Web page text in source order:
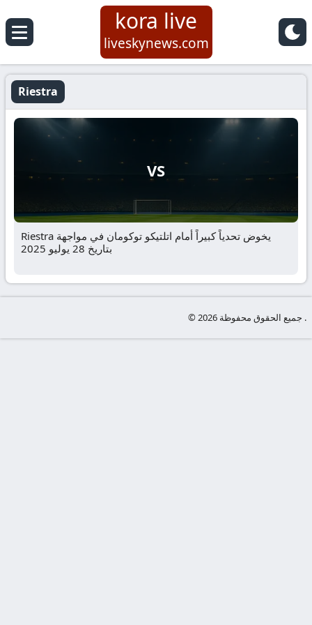
kora live
liveskynews.com
Riestra
VS
Riestra يخوض تحدياً كبيراً أمام اتلتيكو توكومان في مواجهة
بتاريخ 28 يوليو 2025
© جميع الحقوق محفوظة 2026 .